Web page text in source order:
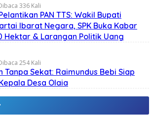
336 Kali
PAN TTS: Wakil Bupati
Ibarat Negara, SPK Buka Kabar
Hektar & Larangan Politik Uang
254 Kali
Tanpa Sekat: Raimundus Bebi Siap
Desa Olaia